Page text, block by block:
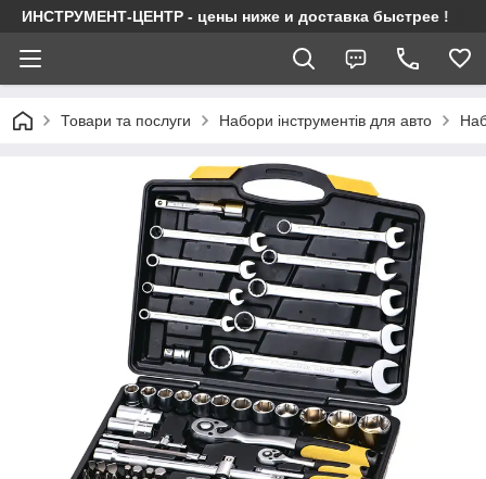
ИНСТРУМЕНТ-ЦЕНТР - цены ниже и доставка быстрее !
Товари та послуги Набори інструментів для авто